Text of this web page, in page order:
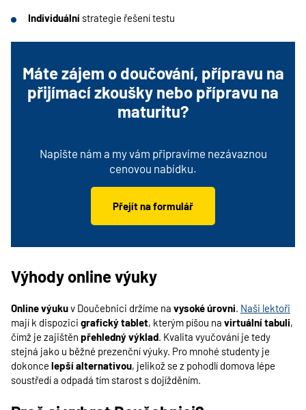
Individuální strategie řešení testu
Máte zájem o doučování, přípravu na
přijímací zkoušky nebo přípravu na
maturitu?
Napište nám a my vám připravíme nezávaznou
cenovou nabídku.
Přejít na formulář
Výhody online výuky
Online výukuv Doučebnici držíme na vysoké úrovni. Naši lektoři
mají k dispozici grafický tablet, kterým píšou na virtuální tabuli,
čímž je zajištěn přehledný výklad. Kvalita vyučování je tedy
stejná jako u běžné prezenční výuky. Pro mnohé studenty je
dokonce lepší alternativou, jelikož se z pohodlí domova lépe
soustředí a odpadá tím starost s dojížděním.